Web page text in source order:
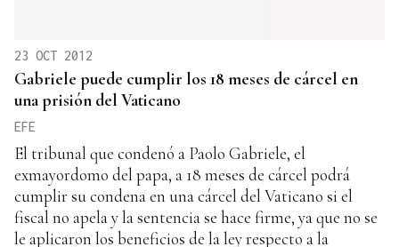
23 OCT 2012
Gabriele puede cumplir los 18 meses de cárcel en
una prisión del Vaticano
EFE
El tribunal que condenó a Paolo Gabriele, el
exmayordomo del papa, a 18 meses de cárcel podrá
cumplir su condena en una cárcel del Vaticano si el
fiscal no apela y la sentencia se hace firme, ya que no se
le aplicaron los beneficios de la ley respecto a la